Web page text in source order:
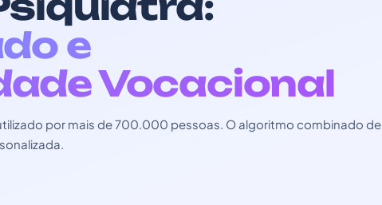
e
Vocacional
por mais de 700.000 pessoas. O algoritmo combinado de